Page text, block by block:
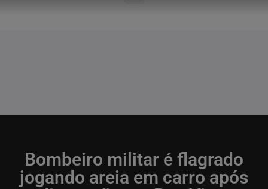
Bombeiro militar é flagrado
jogando areia em carro após